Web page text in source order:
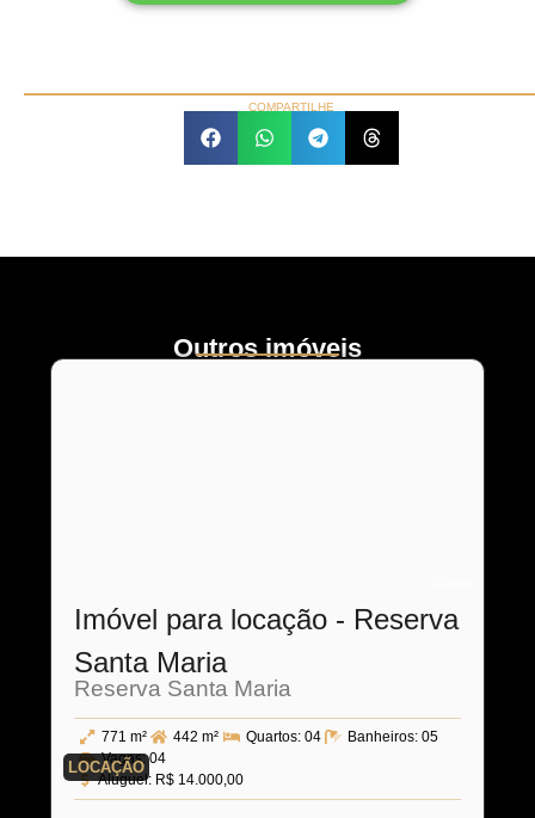
COMPARTILHE
Outros imóveis
LOCAÇÃO
Imóvel para locação - Reserva
Santa Maria
Reserva Santa Maria
771 m² 442 m² Quartos: 04 Banheiros: 05
Vagas:04
Aluguel: R$ 14.000,00